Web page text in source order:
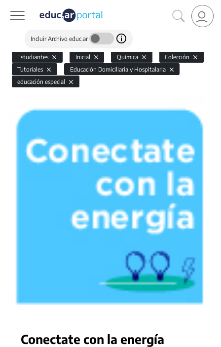
Incluir Archivo educ.ar
Estudiantes Inicial Química
Colección
Tutoriales
Educación Domiciliaria y Hospitalaria
educación especial
Conectate con la energía